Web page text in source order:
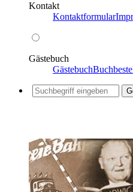
Kontakt
Kontaktformular
Gästebuch
Gästebuch